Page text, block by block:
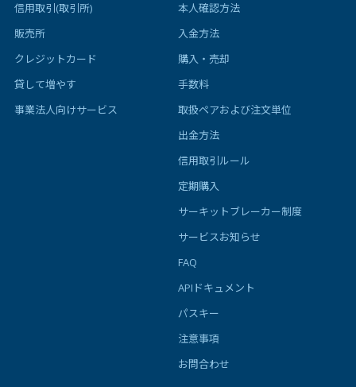
信用取引(取引所)
販売所
クレジットカード
貸して増やす
事業法人向けサービス
本人確認方法
入金方法
購入・売却
手数料
取扱ペアおよび注文単位
出金方法
信用取引ルール
定期購入
サーキットブレーカー制度
サービスお知らせ
FAQ
APIドキュメント
パスキー
注意事項
お問合わせ